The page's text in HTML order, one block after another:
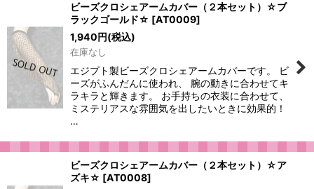
ビーズクロシェアームカバー（２本セット）☆ブ
ラックゴールド☆ [AT0009]
1,940円(税込)
在庫なし
エジプト製ビーズクロシェアームカバーです。 ビ
ーズがふんだんに使われ、 腕の動きに合わせてキ
ラキラと輝きます。 お手持ちの衣装に合わせて、
ミステリアスな雰囲気を出したいときに効果的！
…
ビーズクロシェアームカバー（２本セット）☆ア
ズキ☆ [AT0008]